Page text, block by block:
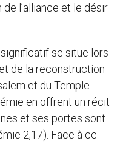
l’alliance et le désir
se situe lors
de la reconstruction
et du Temple.
en offrent un récit
et ses portes sont
2,17). Face à ce